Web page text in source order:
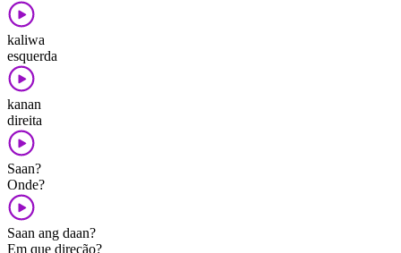
kaliwa
esquerda
kanan
direita
Saan?
Onde?
Saan ang daan?
Em que direção?